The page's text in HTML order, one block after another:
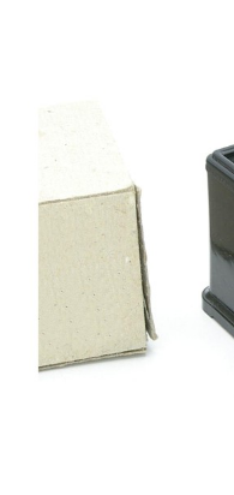
Sample Page
Zamówienia